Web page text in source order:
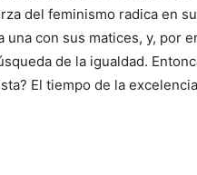
del feminismo radica en
una con sus matices, y, por
de la igualdad.
El tiempo de la